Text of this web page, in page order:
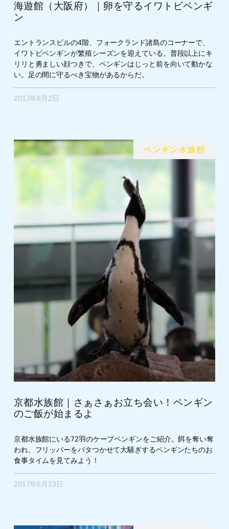
海遊館（大阪府）｜卵を守るイワトビペンギ
ン
エントランスビルの4階、フォークランド諸島のコーナーで、
イワトビペンギンが繁殖シーズンを迎えている。普段以上にキ
リリと勇ましい顔つきで、ペンギンはじっと前を向いて動かな
い。足の間に守るべき宝物があるからだ。
2017年6月2日
ペンギン水族館
京都水族館｜さぁさぁお立ち会い！ペンギン
のご飯が始まるよ
京都水族館にいる72羽のケープペンギンをご紹介。餌を奪い奪
われ、フリッパーをバタつかせて大騒ぎするペンギンたちのお
食事タイムを見てみよう！
2017年5月23日